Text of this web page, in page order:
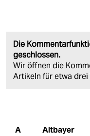
Die
geschlossen.
Wir öffnen die
Artikeln für etwa drei
A Altbayer